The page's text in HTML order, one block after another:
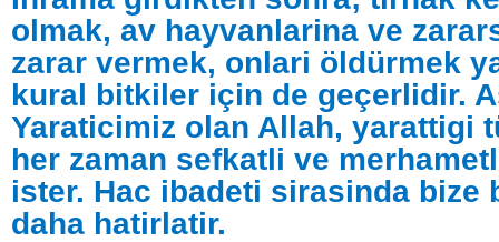
olmak, av hayvanlarina ve
zarar vermek, onlari öldürmek
kural bitkiler için de geçerlidir.
Yaraticimiz olan Allah, yarattigi
her zaman sefkatli ve
ister. Hac ibadeti sirasinda bize
daha hatirlatir.